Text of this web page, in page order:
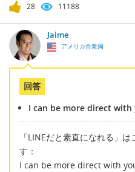
28 11188
Jaime
アメリカ合衆国
回答
I can be more direct with
「LINEだと素直になれる」
す：
I can be more direct with